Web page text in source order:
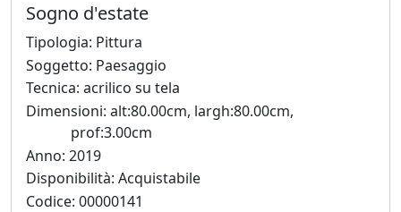
Walter
Bortolossi
Andrea
Boscaro
Sogno d'estate
Tipologia: Pittura
Soggetto: Paesaggio
Tecnica: acrilico su tela
Dimensioni: alt:80.00cm, largh:80.00cm,
prof:3.00cm
Anno: 2019
Disponibilità: Acquistabile
Codice: 00000141